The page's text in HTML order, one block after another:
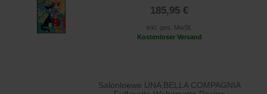
185,95 €
inkl. ges. MwSt.
Kostenloser Versand
Salonloewe UNA BELLA COMPAGNIA